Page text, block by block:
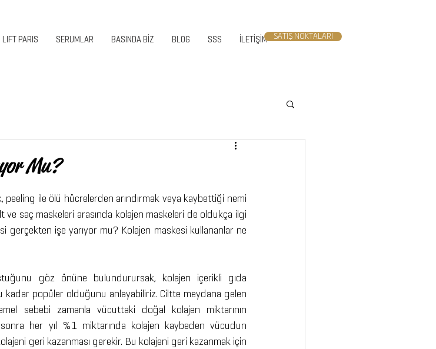
LIFT PARIS SERUMLAR BASINDA BİZ BLOG SSS İLETİŞİM SATIŞ NOKTALARI
Mu?
ile ölü hücrelerden arındırmak veya kaybettiği nemi
ve saç maskeleri arasında kolajen maskeleri de oldukça ilgi
gerçekten işe yarıyor mu? Kolajen maskesi kullananlar ne
göz önüne bulundurursak, kolajen içerikli gıda
popüler olduğunu anlayabiliriz. Ciltte meydana gelen
sebebi zamanla vücuttaki doğal kolajen miktarının
her yıl %1 miktarında kolajen kaybeden vücudun
geri kazanması gerekir. Bu kolajeni geri kazanmak için